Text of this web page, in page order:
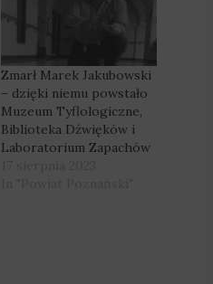
Zmarł Marek Jakubowski
– dzięki niemu powstało
Muzeum Tyflologiczne,
Biblioteka Dźwięków i
Laboratorium Zapachów